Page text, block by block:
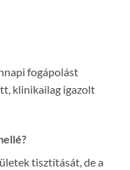
fogápolást
klinikailag igazolt
tisztítását, de a